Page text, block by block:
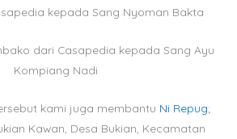
kepada Sang Nyoman Bakta
dari Casapedia kepada Sang Ayu
Kompiang Nadi
kami juga membantu Ni Repug;
Kawan, Desa Bukian, Kecamatan